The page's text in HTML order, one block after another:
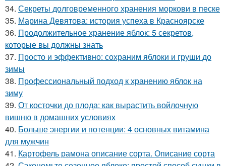
34. Секреты долговременного хранения моркови в песке
35. Марина Девятова: история успеха в Красноярске
36. Продолжительное хранение яблок: 5 секретов,
которые вы должны знать
37. Просто и эффективно: сохраним яблоки и груши до
зимы
38. Профессиональный подход к хранению яблок на
зиму
39. От косточки до плода: как вырастить войлочную
вишню в домашних условиях
40. Больше энергии и потенции: 4 основных витамина
для мужчин
41. Картофель рамона описание сорта. Описание сорта